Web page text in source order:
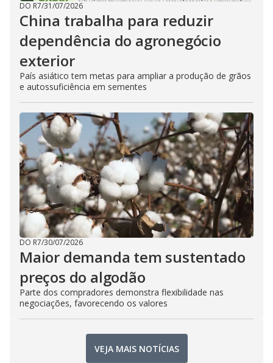
DO R7/31/07/2026
China trabalha para reduzir
dependência do agronegócio
exterior
País asiático tem metas para ampliar a produção de grãos
e autossuficiência em sementes
DO R7/30/07/2026
Maior demanda tem sustentado
preços do algodão
Parte dos compradores demonstra flexibilidade nas
negociações, favorecendo os valores
VEJA MAIS NOTÍCIAS